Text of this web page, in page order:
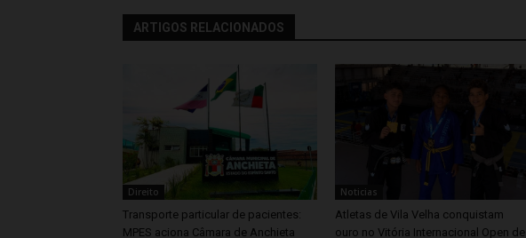
ARTIGOS RELACIONADOS
Direito
Transporte particular de pacientes:
MPES aciona Câmara de Anchieta
Noticias
Atletas de Vila Velha conquistam
ouro no Vitória Internacional Open de